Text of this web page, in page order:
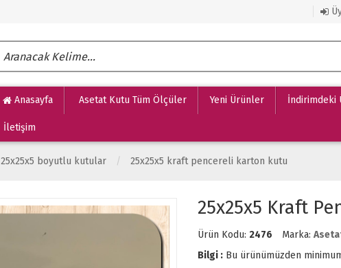
Anasayfa Asetat Kutu Tüm Ölçüler Yeni Ürünler İndirimdeki
İletişim
25x25x5 boyutlu kutular 25x25x5 kraft pencereli karton kutu
25x25x5 Kraft
Ürün Kodu: 2476 Marka:
Bilgi : Bu ürünümüzden